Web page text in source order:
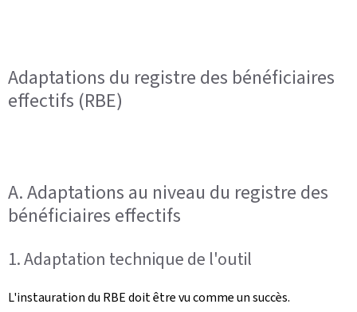
Adaptations du registre des bénéficiaires
effectifs (RBE)
A. Adaptations au niveau du registre des
bénéficiaires effectifs
1. Adaptation technique de l'outil
L'instauration du RBE doit être vu comme un succès.